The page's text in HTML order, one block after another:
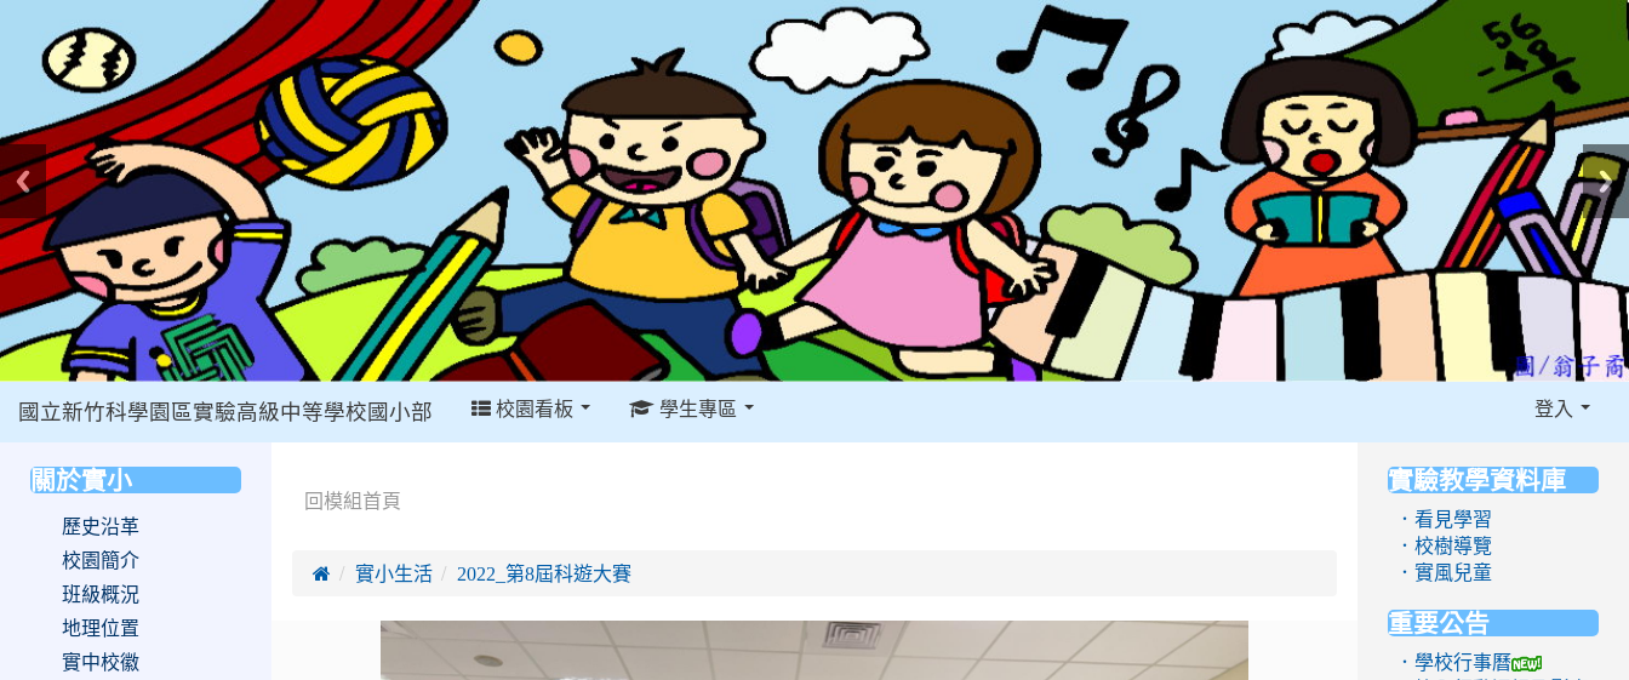
國立新竹科學園區實驗高級中等學校國小部 校園看板 學生專區 登入
回模組首頁
 實小生活 2022_第8屆科遊大賽
關於實小
歷史沿革
校園簡介
班級概況
地理位置
實中校徽
實驗教學資料庫
．看見學習
．校樹導覽
．實風兒童
重要公告
．學校行事曆